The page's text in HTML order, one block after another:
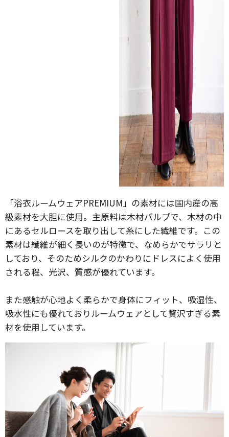
「浴衣ルームウェアPREMIUM」の素材には国内産の高
級素材を大胆に使用。主原料は木材パルプで、木材の中
にあるセルロースを取り出して糸にした繊維です。この
素材は繊維が細く長いのが特徴で、なめらかでサラリと
しており、そのためシルクのかわりにドレスによく使用
される程、光沢、質感が優れています。
また感触が心地よく柔らかで身体にフィット、吸湿性、
吸水性にも優れておりルームウェアとして贅沢すぎる素
材を使用しています。